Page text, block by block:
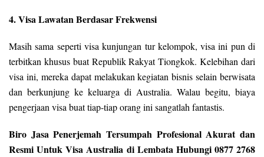
4. Visa Lawatan Berdasar Frekwensi
Masih sama seperti visa kunjungan tur kelompok, visa ini pun di
terbitkan khusus buat Republik Rakyat Tiongkok. Kelebihan dari
visa ini, mereka dapat melakukan kegiatan bisnis selain berwisata
dan berkunjung ke keluarga di Australia. Walau begitu, biaya
pengerjaan visa buat tiap-tiap orang ini sangatlah fantastis.
Biro Jasa Penerjemah Tersumpah Profesional Akurat dan
Resmi Untuk Visa Australia di Lembata Hubungi 0877 2768